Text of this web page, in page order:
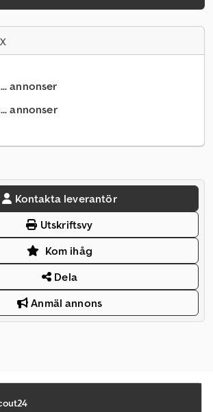
annonser
annonser
Kontakta leverantör
Utskriftsvy
Kom ihåg
Dela
Anmäl annons